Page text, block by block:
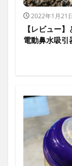
2022年1月21
【レビュー
電動鼻水吸引